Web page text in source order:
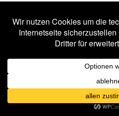
Saltatio Mortis
Statistik
Super Schwarzes
Wacken Open Air
Wave Gotik